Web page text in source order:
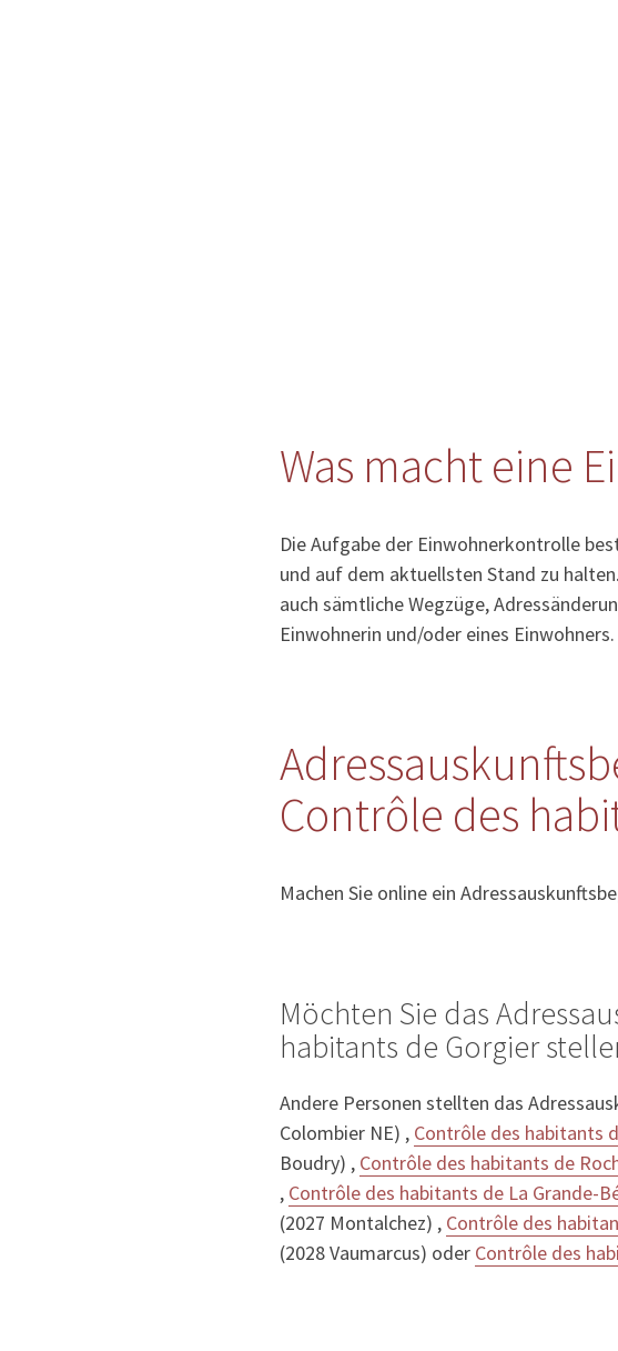
Was macht eine
Die Aufgabe der Einwohnerkontrolle
und auf dem aktuellsten Stand zu
auch sämtliche Wegzüge,
Einwohnerin und/oder eines Einwohners.
Contrôle des
Machen Sie online ein
Möchten Sie das
habitants de Gorgier
Andere Personen stellten das
Colombier NE) , Contrôle des habitants
Boudry) , Contrôle des habitants de
, Contrôle des habitants de La Grande-
(2027 Montalchez) , Contrôle des
(2028 Vaumarcus) oder Contrôle des